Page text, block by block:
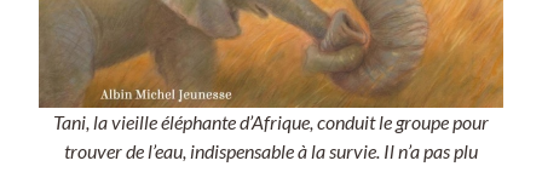
Tani, la vieille éléphante d’Afrique, conduit le groupe pour
trouver de l’eau, indispensable à la survie. Il n’a pas plu